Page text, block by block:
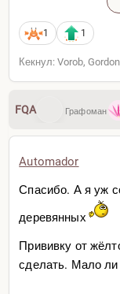
1 1
Кекнул: Vorob,
FQA Графоман
Automador
Спасибо. А я уж
деревянных
Прививку от
сделать. Мало ли